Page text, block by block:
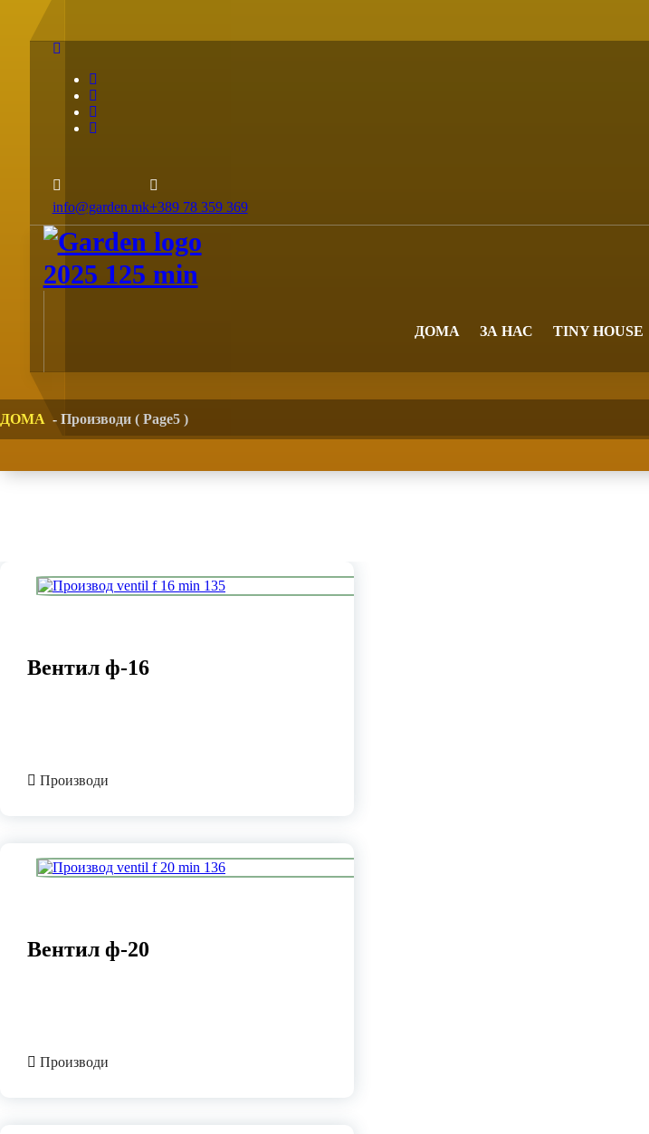
Content
info@garden.mk+389 78 359 369
ДОМА ЗА НАС TINY HOUSE
ДОМА - Производи ( Page5 )
Вентил ф-16
Производи
Вентил ф-20
Производи